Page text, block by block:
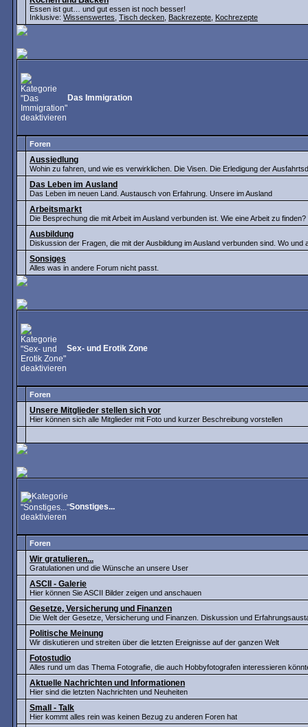
Essen ist gut… und gut essen ist noch besser!
Inklusive: Wissenswertes Tisch decken Backrezepte Kochrezepte
Das Immigration
Foren
Aussiedlung
Wohin zu fahren, und wie es verwirklichen. Die Visen. Die Erledigung der
Das Leben im Ausland
Das Leben im neuen Land. Austausch von Erfahrung. Unsere im Ausland
Arbeitsmarkt
Die Besprechung die mit Arbeit im Ausland verbunden ist. Wie eine Arbeit zu
Ausbildung
Diskussion der Fragen, die mit der Ausbildung im Ausland verbunden sind. Wo und
Sonsiges
Alles was in andere Forum nicht passt.
Sex- und Erotik Zone
Foren
Unsere Mitglieder stellen sich vor
Hier können sich alle Mitglieder mit Foto und kurzer Beschreibung vorstellen
Sonstiges...
Foren
Wir gratulieren...
Gratulationen und die Wünsche an unsere User
ASCII - Galerie
Hier können Sie ASCII Bilder zeigen und anschauen
Gesetze, Versicherung und Finanzen
Die Welt der Gesetze, Versicherung und Finanzen. Diskussion und
Politische Meinung
Wir diskutieren und streiten über die letzten Ereignisse auf der ganzen Welt
Fotostudio
Alles rund um das Thema Fotografie, die auch Hobbyfotografen interessieren
Aktuelle Nachrichten und Informationen
Hier sind die letzten Nachrichten und Neuheiten
Small - Talk
Hier kommt alles rein was keinen Bezug zu anderen Foren hat